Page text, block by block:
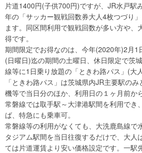
片道1400円(子供700円)ですが、JR水戸駅
年の「サッカー観戦回数券大人4枚つづり
ます。同区間利用で観戦回数が多い方や、
得です。
期間限定でお得なのは、今年(2020年)2月1
(日曜日)迄の期間の土曜日、休日限定で茨
線等に1日乗り放題の「ときわ路パス」(大
「ときわ路パス」は茨城県内JR主要駅の
機等で当日分のほか、利用日の１ヶ月前か
常磐線では取手駅～大津港駅間を利用でき
ば、特急にも乗車可。
常磐線等の利用がなくても、大洗鹿島線で
タジアム駅間を当日往復するだけで、大人
ては片道運賃より安い価格設定です。一駅